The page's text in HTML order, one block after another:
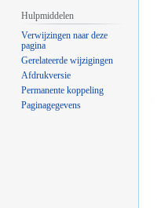
Hulpmiddelen
Verwijzingen naar deze
pagina
Gerelateerde wijzigingen
Afdrukversie
Permanente koppeling
Paginagegevens